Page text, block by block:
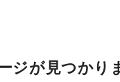
ジが見つかり